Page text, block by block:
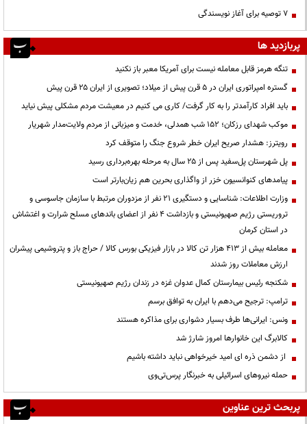
۷ توصیه برای آغاز نویسندگی
پربازدید ها
تنگه هرمز قابل معامله نیست برای آمریکا معبر باز نکنید
گستره امپراتوری ایران در ۵ قرن پیش از میلاد؛ تصویری از ایران ۲۵ قرن پیش
باید افراد کارآمدتر را به کار گرفت/ کاری می کنیم در معیشت مردم مشکلی پیش نیاید
موکب شهدای رزکان؛ ۱۵۲ شب همدلی، خدمت و میزبانی از مردم ولایت‌مدار شهریار
رویترز: هشدار صریح ایران خطر شروع جنگ را متوقف کرد
پل شهرستان پل‌سفید پس از ۲۵ سال به مرحله بهره‌برداری رسید
پیامدهای کنوانسیون خزر از واگذاری بحرین هم زیان‌بارتر است
وزارت اطلاعات: شناسایی و دستگیری ۲۱ نفر از مزدوران مرتبط با سازمان جاسوسی و
تروریستی رژیم صهیونیستی و بازداشت ۴ نفر از اعضای باندهای مسلح شرارت و اغتشاش
در استان کرمان
معامله بیش از ۴۱۳ هزار تن کالا در بازار فیزیکی بورس کالا / حراج باز و پتروشیمی پیشران
ارزش معاملات روز شدند
شکنجه رئیس بیمارستان کمال عدوان غزه در زندان رژیم صهیونیستی
ترامپ: ترجیح می‌دهم با ایران به توافق برسم
ونس: ایرانی‌ها طرف بسیار دشواری برای مذاکره هستند
کالابرگ این خانوارها امروز شارژ شد
از دشمن ذره ای امید خیرخواهی نباید داشته باشیم
حمله نیروهای اسرائیلی به خبرنگار پرس‌تی‌وی
پربحث ترین عناوین